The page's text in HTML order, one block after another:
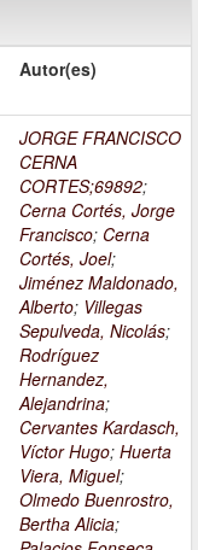
Autor(es)
JORGE FRANCISCO
CERNA
CORTES;69892;
Cerna Cortés, Jorge
Francisco; Cerna
Cortés, Joel;
Jiménez Maldonado,
Alberto; Villegas
Sepulveda, Nicolás;
Rodríguez
Hernandez,
Alejandrina;
Cervantes Kardasch,
Víctor Hugo; Huerta
Viera, Miguel;
Olmedo Buenrostro,
Bertha Alicia;